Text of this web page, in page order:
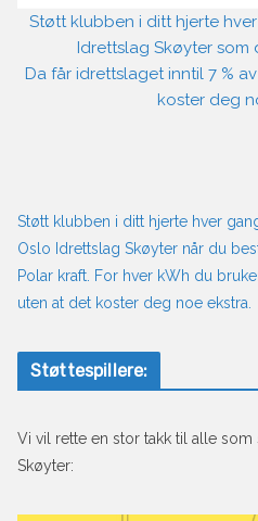
Støtt klubben i ditt hjerte
Idrettslag Skøyter som
Da får idrettslaget inntil 7 %
koster deg
Støtt klubben i ditt hjerte hver
Oslo Idrettslag Skøyter når du
Polar kraft. For hver kWh du
uten at det koster deg noe ekstra.
Støttespillere:
Vi vil rette en stor takk til alle
Skøyter: